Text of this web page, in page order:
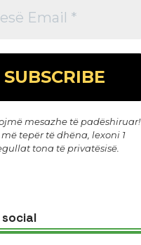
mesazhe të padëshiruar!
më tepër të dhëna, lexoni 1
tona të privatësisë
social